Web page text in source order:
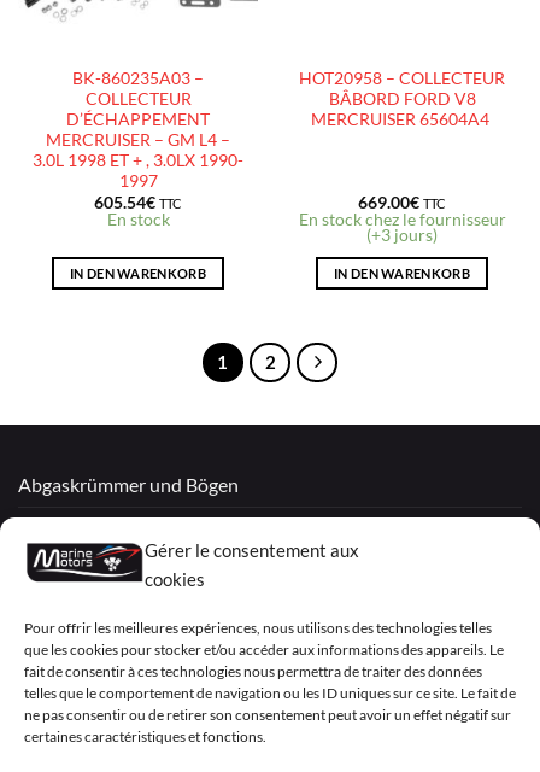
Gérer le consentement aux
cookies
Pour offrir les meilleures expériences, nous utilisons des technologies telles
que les cookies pour stocker et/ou accéder aux informations des appareils. Le
fait de consentir à ces technologies nous permettra de traiter des données
telles que le comportement de navigation ou les ID uniques sur ce site. Le fait de
ne pas consentir ou de retirer son consentement peut avoir un effet négatif sur
certaines caractéristiques et fonctions.
BK-860235A03 –
COLLECTEUR
D’ÉCHAPPEMENT
MERCRUISER – GM L4 –
3.0L 1998 ET + , 3.0LX 1990-
1997
605.54€ TTC
En stock
IN DEN WARENKORB
HOT20958 – COLLECTEUR
BÂBORD FORD V8
MERCRUISER 65604A4
669.00€ TTC
En stock chez le fournisseur
(+3 jours)
IN DEN WARENKORB
1 2
Abgaskrümmer und Bögen
Mercruiser
VOLVO PENTA / OMC
My Account